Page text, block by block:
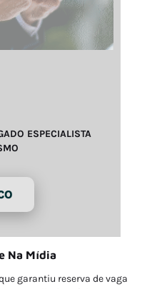
ESPECIALISTA
Na Mídia
garantiu reserva de vaga